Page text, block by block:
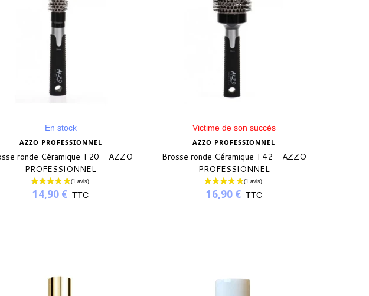
En stock
AZZO PROFESSIONNEL
ronde Céramique T20 - AZZO
PROFESSIONNEL
14,90 € TTC
Victime de son succès
AZZO PROFESSIONNEL
Brosse ronde Céramique T42 - AZZO
PROFESSIONNEL
16,90 € TTC